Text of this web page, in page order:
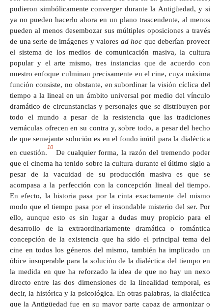
pudieron simbólicamente converger durante la Antigüedad, y si
ya no pueden hacerlo ahora en un plano trascendente, al menos
pueden al menos desembozar sus múltiples oposiciones a través
de una serie de imágenes y valores ad hoc que deberían proveer
el sistema de los medios de comunicación masiva, la cultura
popular y el arte mismo, tres instancias que de acuerdo con
nuestro enfoque culminan precisamente en el cine, cuya máxima
función consiste, no obstante, en subordinar la visión cíclica del
tiempo a la lineal en un ámbito universal por medio del vínculo
dramático de circunstancias y personajes que se distribuyen por
todo el mundo a pesar de la resistencia que las tradiciones
vernáculas ofrecen en su contra y, sobre todo, a pesar del hecho
de que semejante solución es en el fondo inútil para la dialéctica
en cuestión.
10
De cualquier forma, la razón del tremendo poder
que el cinema ha tenido sobre la cultura durante el último siglo a
pesar de la vacuidad de su producción masiva es que se
acompasa a la perfección con la concepción lineal del tiempo.
En efecto, la historia pasa por la cinta exactamente del mismo
modo que el tiempo pasa por el insondable misterio del ser. Por
ello, aunque esto es sin lugar a dudas muy propicio para el
desarrollo de la extraordinariamente dramática o romántica
concepción de la existencia que ha sido el principal tema del
cine en todos los géneros del mismo, también ha implicado un
óbice insuperable para la solución de la dialéctica del tiempo en
la medida en que ha reforzado la idea de que no hay un nexo
directo entre las dos dimensiones de la linealidad temporal, es
decir, la histórica y la psicológica. En otras palabras, la dialéctica
que la Antigüedad fue en su mayor parte capaz de armonizar o